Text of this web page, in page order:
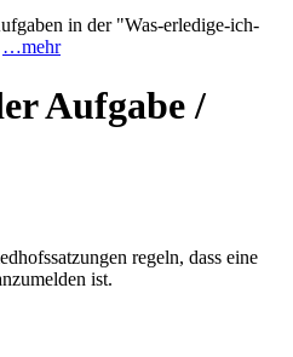
in der "Was-erledige-ich-
…mehr
Aufgabe /
regeln, dass eine
ist.